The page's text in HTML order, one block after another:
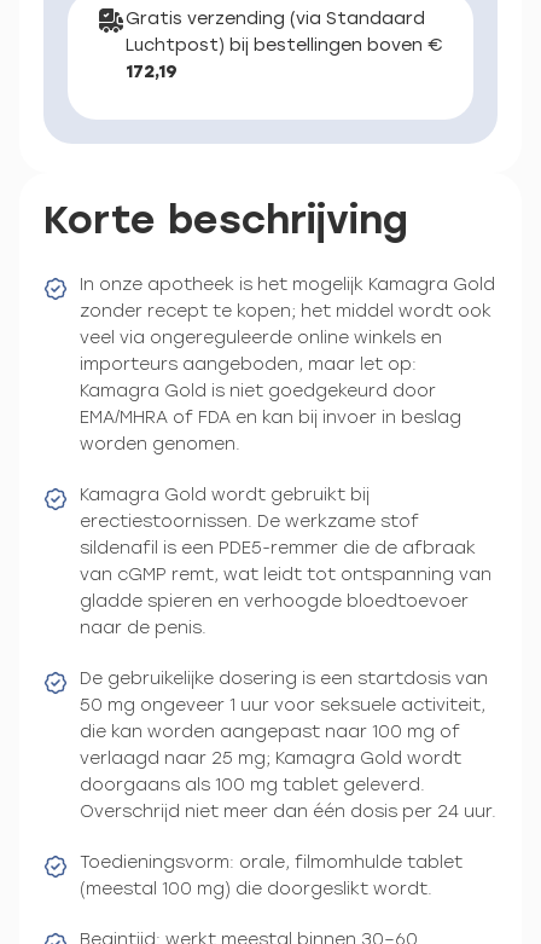
Gratis verzending (via Standaard
Luchtpost) bij bestellingen boven €
172,19
Korte beschrijving
In onze apotheek is het mogelijk Kamagra Gold
zonder recept te kopen; het middel wordt ook
veel via ongereguleerde online winkels en
importeurs aangeboden, maar let op:
Kamagra Gold is niet goedgekeurd door
EMA/MHRA of FDA en kan bij invoer in beslag
worden genomen.
Kamagra Gold wordt gebruikt bij
erectiestoornissen. De werkzame stof
sildenafil is een PDE5-remmer die de afbraak
van cGMP remt, wat leidt tot ontspanning van
gladde spieren en verhoogde bloedtoevoer
naar de penis.
De gebruikelijke dosering is een startdosis van
50 mg ongeveer 1 uur voor seksuele activiteit,
die kan worden aangepast naar 100 mg of
verlaagd naar 25 mg; Kamagra Gold wordt
doorgaans als 100 mg tablet geleverd.
Overschrijd niet meer dan één dosis per 24 uur.
Toedieningsvorm: orale, filmomhulde tablet
(meestal 100 mg) die doorgeslikt wordt.
Begintijd: werkt meestal binnen 30–60